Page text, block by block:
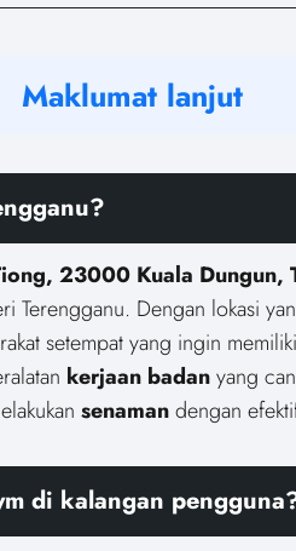
Maklumat lanjut
23000 Kuala Dungun,
Terengganu. Dengan lokasi
setempat yang ingin
kerjaan badanyang
senamandengan
di kalangan